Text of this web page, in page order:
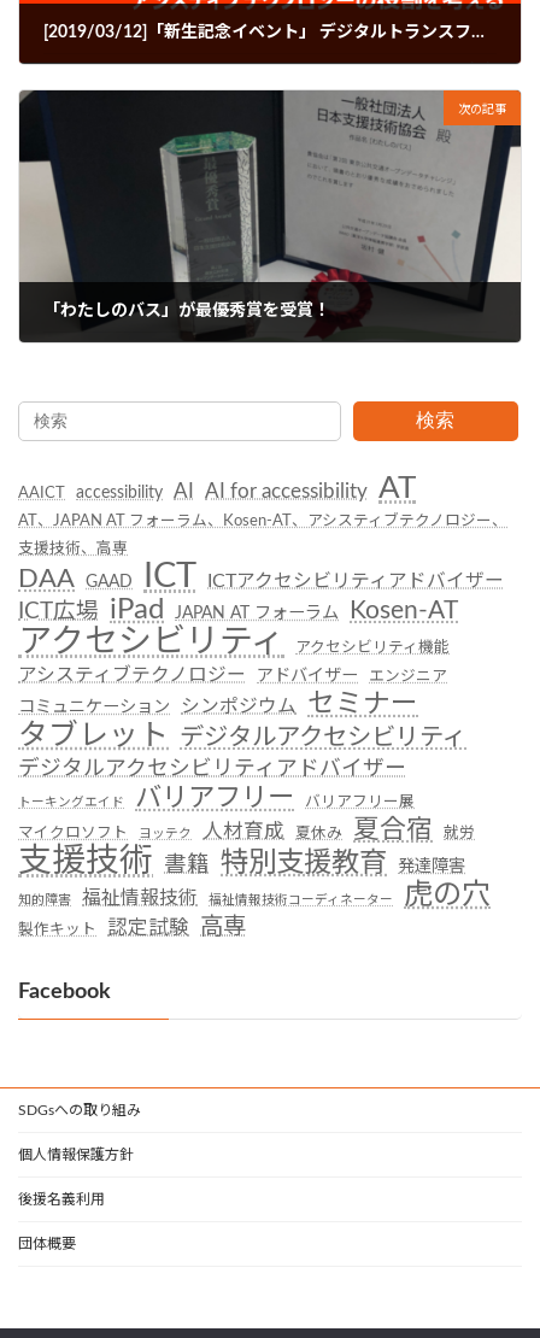
[2019/03/12]「新生記念イベント」 デジタルトランスフォーメーション共生社会における アシスティブテクノロジーの役割を考える
次の記事
「わたしのバス」が最優秀賞を受賞！
検索
AAICT accessibility AI AI for accessibility AT
AT、JAPAN AT フォーラム、Kosen-AT、アシスティブテクノロジー、
支援技術、高専
DAA GAAD ICT ICTアクセシビリティアドバイザー
ICT広場 iPad JAPAN AT フォーラム Kosen-AT
アクセシビリティ アクセシビリティ機能
アシスティブテクノロジー アドバイザー エンジニア
コミュニケーション シンポジウム セミナー
タブレット デジタルアクセシビリティ
デジタルアクセシビリティアドバイザー
トーキングエイド バリアフリー バリアフリー展
マイクロソフト ヨッテク 人材育成 夏休み 夏合宿 就労
支援技術 書籍 特別支援教育 発達障害
知的障害 福祉情報技術 福祉情報技術コーディネーター 虎の穴
製作キット 認定試験 高専
Facebook
SDGsへの取り組み
個人情報保護方針
後援名義利用
団体概要